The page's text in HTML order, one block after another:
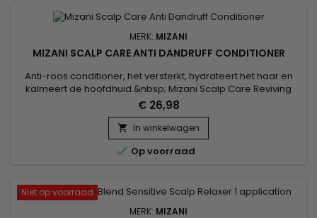
MERK: MIZANI
MIZANI SCALP CARE ANTI DANDRUFF CONDITIONER
Anti-roos conditioner, het versterkt, hydrateert het haar en
kalmeert de hoofdhuid.&nbsp; Mizani Scalp Care Reviving
and Refreshing Antidandruff Conditioner stopt schilfering,
bestrijdt roos, regenereert, hydrateert en verzacht haar en
hoofdhuid.&nbsp; Mizani Anti-Dandruff Conditioner is
geschikt voor alle haartypes en vermindert zichtbaar
droogheid en...
€ 26,98
 In winkelwagen
 Op voorraad
Niet op voorraad
MERK: MIZANI